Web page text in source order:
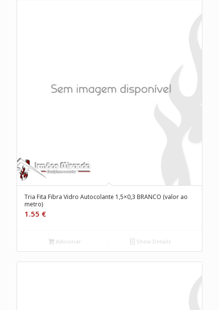
Tria Fita Fibra Vidro Autocolante 1,5×0,3 BRANCO (valor ao
metro)
1.55 €
Adicionar Show Details